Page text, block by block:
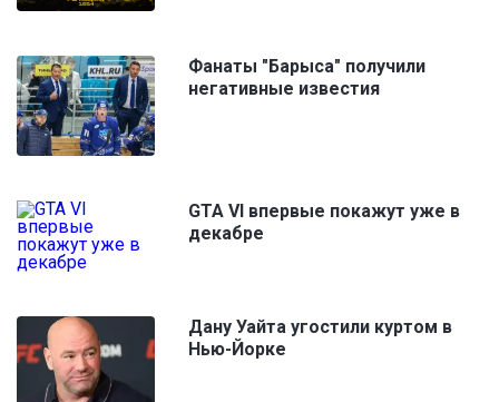
Фанаты "Барыса" получили
негативные известия
GTA VI впервые покажут уже в
декабре
Дану Уайта угостили куртом в
Нью-Йорке